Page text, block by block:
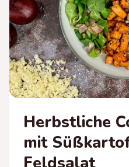
Herbstliche
mit